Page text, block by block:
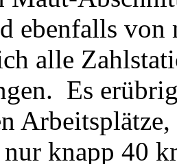
ebenfalls
alle
Es
knapp 40